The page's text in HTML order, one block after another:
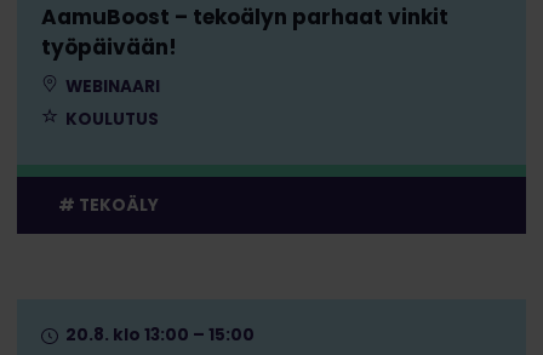
AamuBoost – tekoälyn parhaat vinkit
työpäivään!
WEBINAARI
KOULUTUS
TEKOÄLY
20.8. klo 13:00 – 15:00